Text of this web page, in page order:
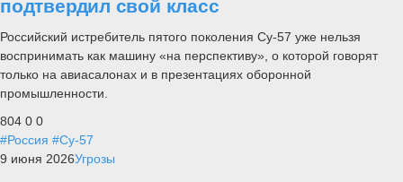
подтвердил свой класс
Российский истребитель пятого поколения Су-57 уже нельзя
воспринимать как машину «на перспективу», о которой говорят
только на авиасалонах и в презентациях оборонной
промышленности.
804 0 0
#Россия #Су-57
9 июня 2026Угрозы